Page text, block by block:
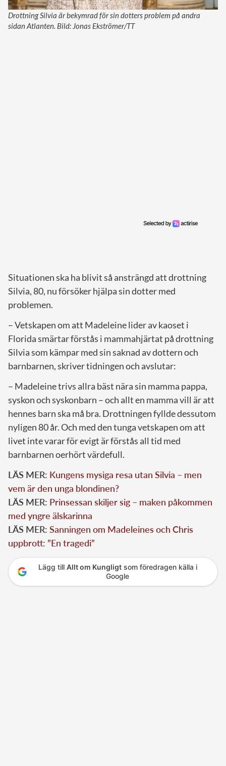
Drottning Silvia är bekymrad för sin dotters problem på andra
sidan Atlanten. Bild: Jonas Ekströmer/TT
Situationen ska ha blivit så ansträngd att drottning
Silvia, 80, nu försöker hjälpa sin dotter med
problemen.
– Vetskapen om att Madeleine lider av kaoset i
Florida smärtar förstås i mammahjärtat på drottning
Silvia som kämpar med sin saknad av dottern och
barnbarnen, skriver tidningen och avslutar:
– Madeleine trivs allra bäst nära sin mamma pappa,
syskon och syskonbarn – och allt en mamma vill är att
hennes barn ska må bra. Drottningen fyllde dessutom
nyligen 80 år. Och med den tunga vetskapen om att
livet inte varar för evigt är förstås all tid med
barnbarnen oerhört värdefull.
LÄS MER: Kungens mysiga resa utan Silvia – men
vem är den unga blondinen?
LÄS MER: Prinsessan skiljer sig – maken påkommen
med yngre älskarinna
LÄS MER: Sanningen om Madeleines och Chris
uppbrott: ”En tragedi”
Lägg till Allt om Kungligtsom föredragen källa i
Google